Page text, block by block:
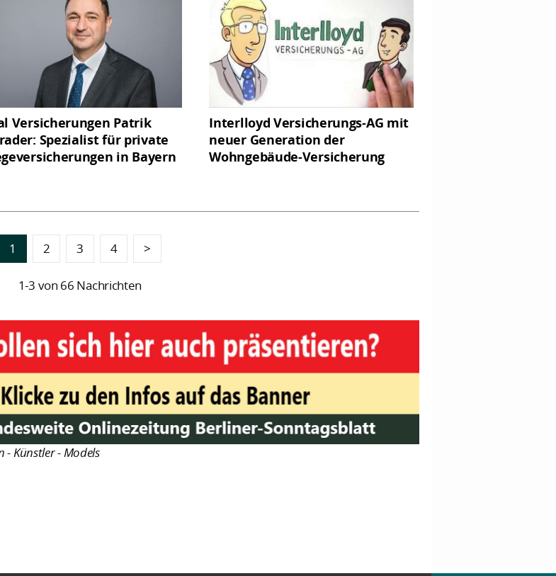
Versicherungen Patrik
Spezialist für private
in Bayern
Interlloyd Versicherungs-AG mit
neuer Generation der
Wohngebäude-Versicherung
1 2 3 4 >
1-3 von 66 Nachrichten
- Künstler - Models